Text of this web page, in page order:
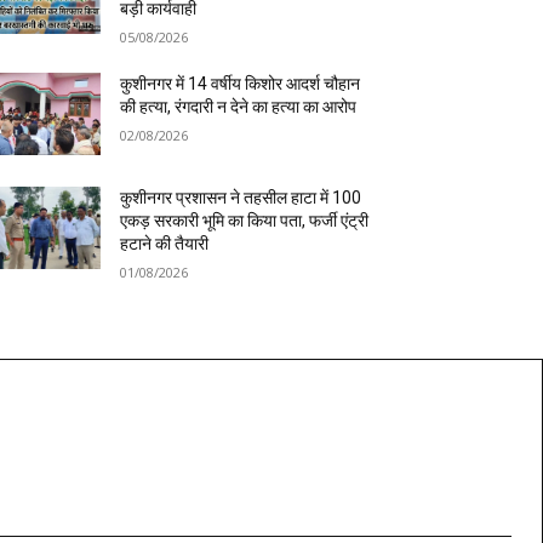
बड़ी कार्यवाही
05/08/2026
कुशीनगर में 14 वर्षीय किशोर आदर्श चौहान
की हत्या, रंगदारी न देने का हत्या का आरोप
02/08/2026
कुशीनगर प्रशासन ने तहसील हाटा में 100
एकड़ सरकारी भूमि का किया पता, फर्जी एंट्री
हटाने की तैयारी
01/08/2026